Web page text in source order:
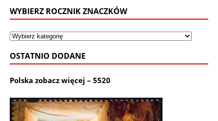
WYBIERZ ROCZNIK ZNACZKÓW
OSTATNIO DODANE
Polska zobacz więcej – 5520